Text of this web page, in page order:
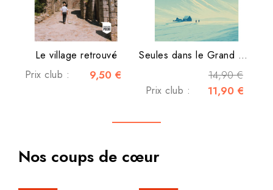
Le village retrouvé
Prix club :
9,50 €
Seules dans le Grand Nord
14,90 €
Prix club : 11,90 €
Nos coups de cœur